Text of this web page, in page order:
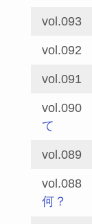
vol.093
vol.092
vol.091
vol.090
て
vol.089
vol.088
何？